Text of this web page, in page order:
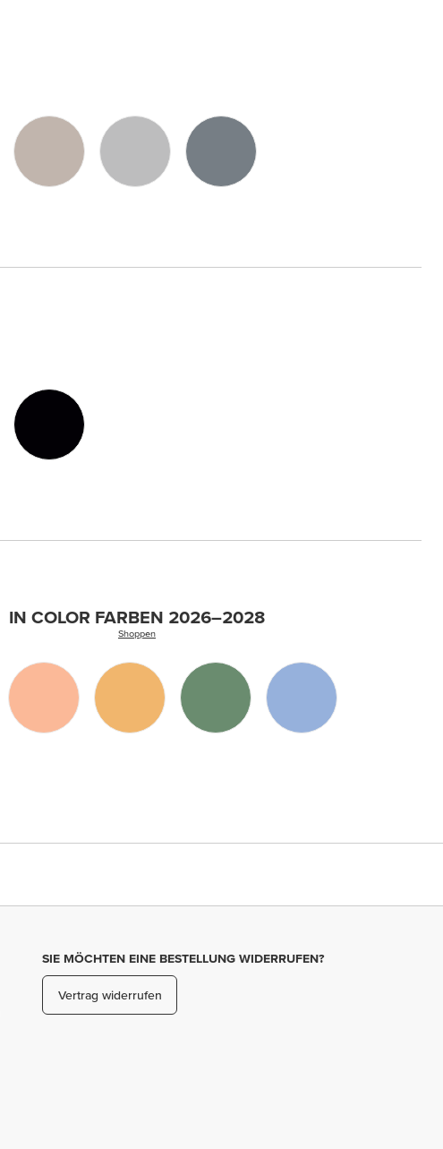
IN COLOR FARBEN 2026–2028
Shoppen
SIE MÖCHTEN EINE BESTELLUNG WIDERRUFEN?
Vertrag widerrufen